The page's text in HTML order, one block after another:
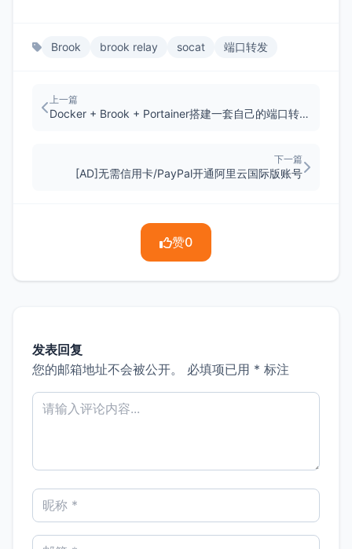
Brook brook relay socat 端口转发
上一篇
Docker + Brook + Portainer搭建一套自己的端口转发程序，带WEB管理
下一篇
[AD]无需信用卡/PayPal开通阿里云国际版账号
赞0
发表回复
您的邮箱地址不会被公开。
必填项已用 * 标注